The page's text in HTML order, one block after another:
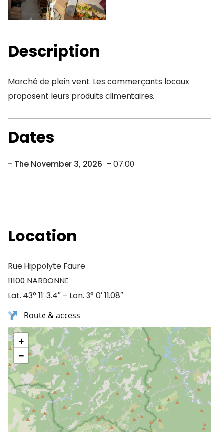
Description
Marché de plein vent. Les commerçants locaux
proposent leurs produits alimentaires.
Dates
The November 3, 2026 – 07:00
Location
Rue Hippolyte Faure
11100 NARBONNE
Lat. 43° 11′ 3.4″ – Lon. 3° 0′ 11.08″
Route & access
+
−